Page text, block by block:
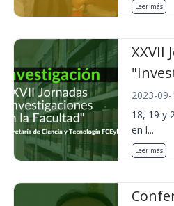
Leer más
XXVII
2023-
18, 19 y
en l...
Leer más